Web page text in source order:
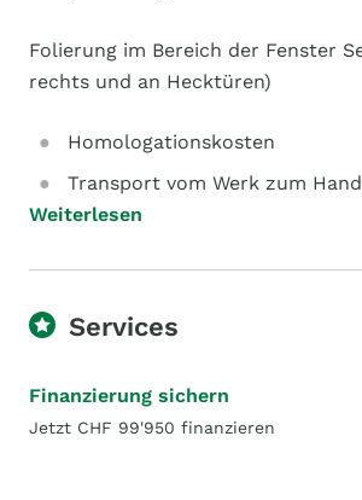
Folierung im Bereich der Fenster
rechts und an Hecktüren)
Homologationskosten
Transport vom Werk zum
Weiterlesen
Services
Finanzierung sichern
Jetzt CHF 99'950 finanzieren